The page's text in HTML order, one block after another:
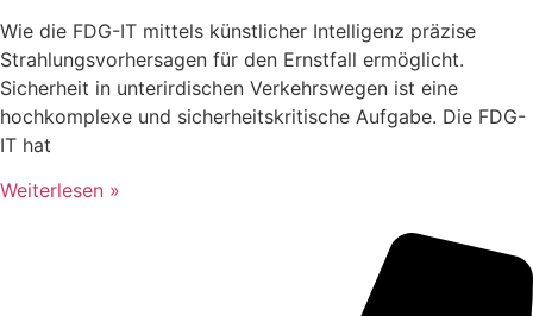
Wie die FDG-IT mittels künstlicher Intelligenz präzise
Strahlungsvorhersagen für den Ernstfall ermöglicht.
Sicherheit in unterirdischen Verkehrswegen ist eine
hochkomplexe und sicherheitskritische Aufgabe. Die FDG-
IT hat
Weiterlesen »